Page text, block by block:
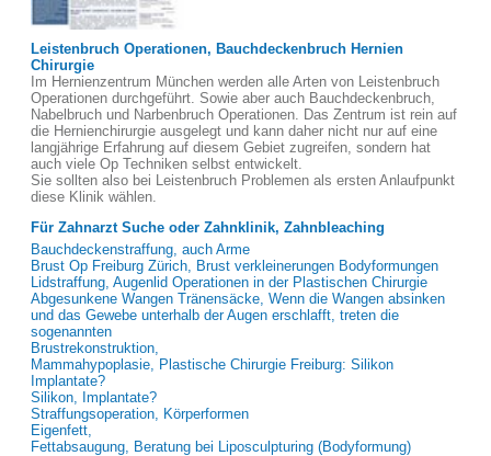
Leistenbruch Operationen, Bauchdeckenbruch Hernien
Chirurgie
Im Hernienzentrum München werden alle Arten von Leistenbruch
Operationen durchgeführt. Sowie aber auch Bauchdeckenbruch,
Nabelbruch und Narbenbruch Operationen. Das Zentrum ist rein auf
die Hernienchirurgie ausgelegt und kann daher nicht nur auf eine
langjährige Erfahrung auf diesem Gebiet zugreifen, sondern hat
auch viele Op Techniken selbst entwickelt.
Sie sollten also bei Leistenbruch Problemen als ersten Anlaufpunkt
diese Klinik wählen.
Für Zahnarzt Suche oder Zahnklinik, Zahnbleaching
Bauchdeckenstraffung, auch Arme
Brust Op Freiburg Zürich, Brust verkleinerungen Bodyformungen
Lidstraffung, Augenlid Operationen in der Plastischen Chirurgie
Abgesunkene Wangen Tränensäcke, Wenn die Wangen absinken
und das Gewebe unterhalb der Augen erschlafft, treten die
sogenannten
Brustrekonstruktion,
Mammahypoplasie, Plastische Chirurgie Freiburg: Silikon
Implantate?
Silikon, Implantate?
Straffungsoperation, Körperformen
Eigenfett,
Fettabsaugung, Beratung bei Liposculpturing (Bodyformung)